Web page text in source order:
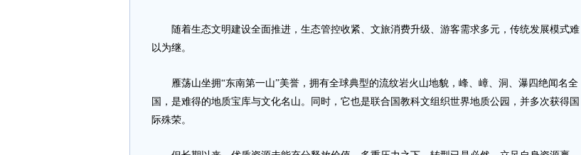
随着生态文明建设全面推进，生态管控收紧、文旅消费升级、游客需求多元，传统发展模式难
以为继。
雁荡山坐拥“东南第一山”美誉，拥有全球典型的流纹岩火山地貌，峰、嶂、洞、瀑四绝闻名全
国，是难得的地质宝库与文化名山。同时，它也是联合国教科文组织世界地质公园，并多次获得国
际殊荣。